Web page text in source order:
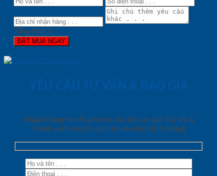
Tổng tiền: 0
ĐẶT MUA NGAY
YÊU CẦU TƯ VẤN & BÁO GIÁ
Nhập thông tin để gửi yêu cầu tải báo giá đầy đủ &
Chính sách về giá cạnh tranh nhất thị trường!